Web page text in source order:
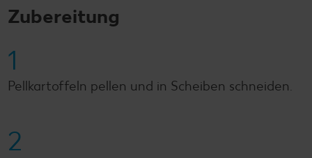
Zubereitung
1
Pellkartoffeln pellen und in Scheiben schneiden.
2